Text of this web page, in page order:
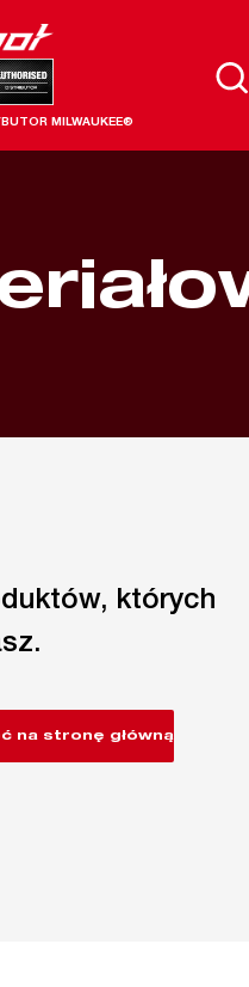
MILWAUKEE®
których
na stronę główną